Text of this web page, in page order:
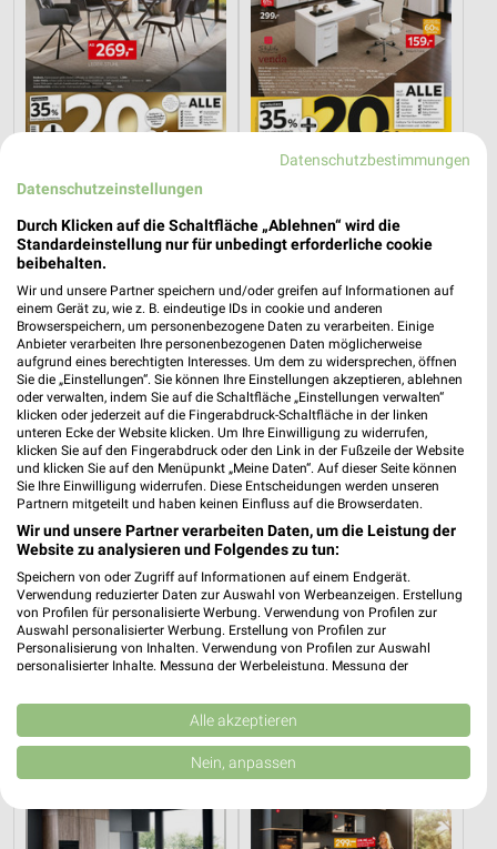
20 km
Gültig bis Fr. 21.08. Gültig bis Fr. 14.08.
XXXLutz
20 km
Angebote ab 08.08.
Gültig bis Fr. 14.08.
XXXLutz
20 km
Angebote ab 08.08.
Gültig bis Fr. 14.08.
Opti Wohnwelt XXXLutz
Datenschutzbestimmungen
Datenschutzeinstellungen
Durch Klicken auf die Schaltfläche „Ablehnen“ wird die
Standardeinstellung nur für unbedingt erforderliche cookie
beibehalten.
Wir und unsere Partner speichern und/oder greifen auf Informationen auf
einem Gerät zu, wie z. B. eindeutige IDs in cookie und anderen
Browserspeichern, um personenbezogene Daten zu verarbeiten. Einige
Anbieter verarbeiten Ihre personenbezogenen Daten möglicherweise
aufgrund eines berechtigten Interesses. Um dem zu widersprechen, öffnen
Sie die „Einstellungen“. Sie können Ihre Einstellungen akzeptieren, ablehnen
oder verwalten, indem Sie auf die Schaltfläche „Einstellungen verwalten“
klicken oder jederzeit auf die Fingerabdruck-Schaltfläche in der linken
unteren Ecke der Website klicken. Um Ihre Einwilligung zu widerrufen,
klicken Sie auf den Fingerabdruck oder den Link in der Fußzeile der Website
und klicken Sie auf den Menüpunkt „Meine Daten“. Auf dieser Seite können
Sie Ihre Einwilligung widerrufen. Diese Entscheidungen werden unseren
Partnern mitgeteilt und haben keinen Einfluss auf die Browserdaten.
Wir und unsere Partner verarbeiten Daten, um die Leistung der
Website zu analysieren und Folgendes zu tun:
Speichern von oder Zugriff auf Informationen auf einem Endgerät.
Verwendung reduzierter Daten zur Auswahl von Werbeanzeigen. Erstellung
von Profilen für personalisierte Werbung. Verwendung von Profilen zur
Auswahl personalisierter Werbung. Erstellung von Profilen zur
Personalisierung von Inhalten. Verwendung von Profilen zur Auswahl
personalisierter Inhalte. Messung der Werbeleistung. Messung der
Kombinationen von Daten aus verschiedenen Quellen. Entwicklung und
Verbesserung der Angebote. Verwendung reduzierter Daten zur Auswahl
von Inhalten.
Daten können außerhalb der Europäischen Union weitergegeben und in die
USA gesendet werden.
Website/App.
Partnerliste anzeigen (1 IAB-Anbieter)
Alle akzeptieren
Nein, anpassen